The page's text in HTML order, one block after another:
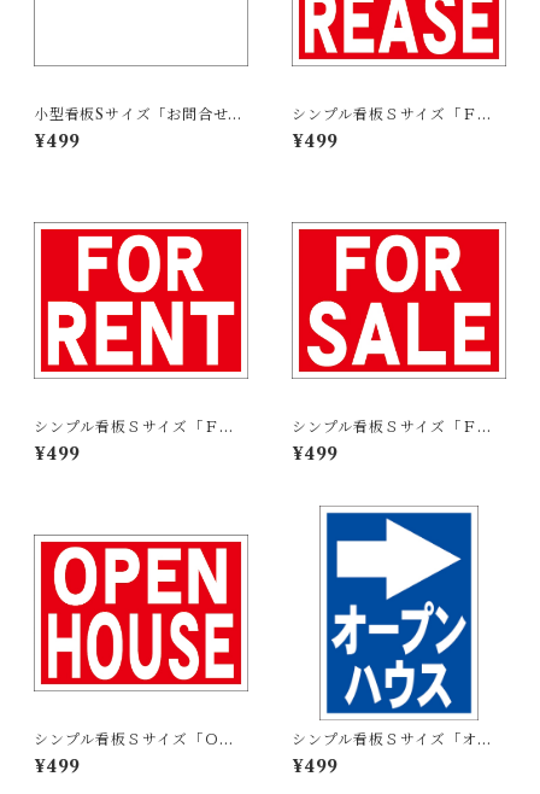
小型看板Sサイズ「お問合せは
余白付（黒字）」 屋外可【不
動産】
¥499
シンプル看板Ｓサイズ「ＦＯ
Ｒ ＲＥＡＳＥ」【不動産】屋
外可
¥499
シンプル看板Ｓサイズ「ＦＯ
Ｒ ＲＥＮＴ」【不動産】屋外
可
¥499
シンプル看板Ｓサイズ「ＦＯ
Ｒ ＳＡＬＥ」【不動産】屋外
可
¥499
シンプル看板Ｓサイズ「ＯＰ
ＥＮ ＨＯＵＳＥ」【不動産】
屋外可
¥499
シンプル看板Ｓサイズ「オー
プンハウス（右折・紺）」
【不動産】屋外可
¥499